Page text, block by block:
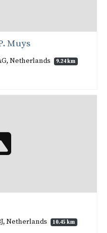
Muys
Netherlands 9.24 km
Netherlands 10.45 km